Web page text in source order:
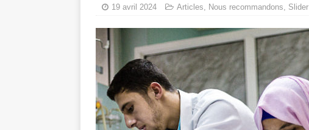
19 avril 2024 Articles, Nous recommandons, Slider